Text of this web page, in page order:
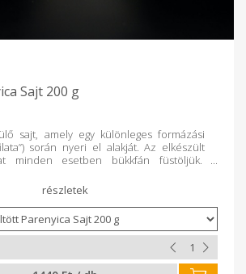
Sajt 200 g
sajt, amely egy különleges formázási
során nyeri el alakját. Az elkészült
minden esetben bükkfán füstöljük.
kapros áfonyás